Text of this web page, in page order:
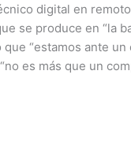
digital en
se produce en “la
“estamos ante
es más que un